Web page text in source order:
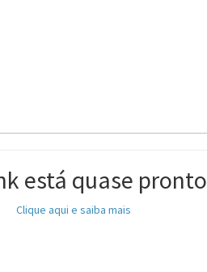
está quase pronto
Clique aqui e saiba mais